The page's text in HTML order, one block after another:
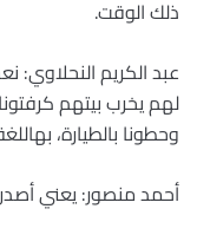
ذلك الوقت.
عبد الكريم النحلاوي:
لهم يخرب بيتهم
وحطونا بالطيارة،
أحمد منصور: يعني